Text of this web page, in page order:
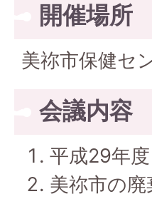
開催場所
美祢市保健セ
会議内容
平成29年
美祢市の